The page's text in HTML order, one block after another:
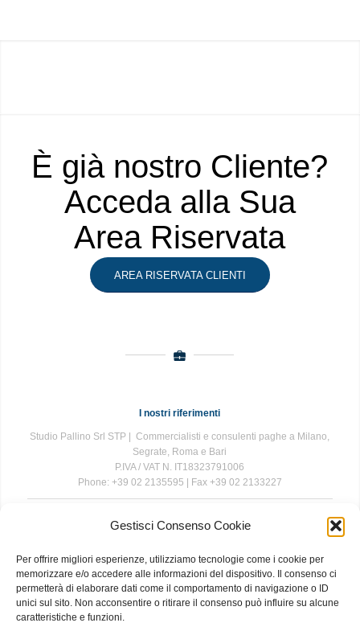
Gestisci Consenso Cookie
Per offrire migliori esperienze, utilizziamo tecnologie come i cookie per
memorizzare e/o accedere alle informazioni del dispositivo. Il consenso ci
permetterà di elaborare dati come il comportamento di navigazione o ID
unici sul sito. Non acconsentire o ritirare il consenso può influire su alcune
caratteristiche e funzioni.
È già nostro Cliente?
Acceda alla Sua
Area Riservata
AREA RISERVATA CLIENTI
I nostri riferimenti
Studio Pallino Srl STP | Commercialisti e consulenti paghe a Milano,
Segrate, Roma e Bari
P.IVA / VAT N. IT18323791006
Phone: +39 02 2135595 | Fax +39 02 2133227
The information contained in this website is for general information
while we endeavour to keep the information up to date and correct, we
make no representations or warranties of any kind, express or implied,
about the completeness, accuracy, reliability, suitability or availability
with respect to the website or the information, products, services, or
related graphics contained on the website for any purpose. Any